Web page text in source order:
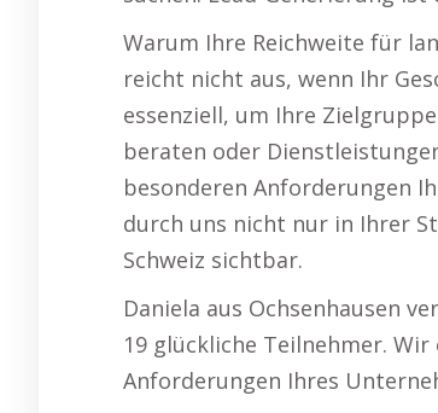
Warum Ihre Reichweite für
reicht nicht aus, wenn Ihr
essenziell, um Ihre
beraten oder
besonderen Anforderungen
durch uns nicht nur in Ihrer
Schweiz sichtbar.
Daniela aus Ochsenhausen
19 glückliche Teilnehmer.
Anforderungen Ihres